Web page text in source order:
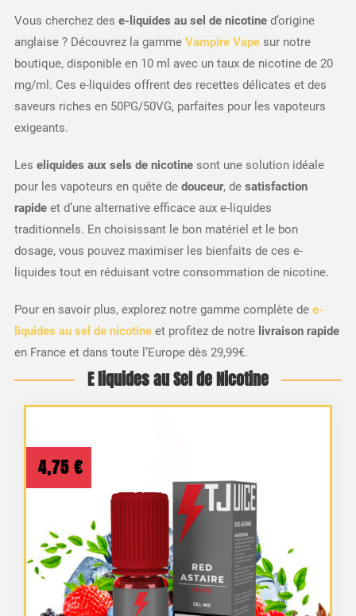
Vous cherchez des e-liquides au sel de nicotined’origine
anglaise ? Découvrez la gamme Vampire Vapesur notre
boutique, disponible en 10 ml avec un taux de nicotine de 20
mg/ml. Ces e-liquides offrent des recettes délicates et des
saveurs riches en 50PG/50VG, parfaites pour les vapoteurs
exigeants.
Les eliquides aux sels de nicotinesont une solution idéale
pour les vapoteurs en quête de douceur, de satisfaction
rapideet d’une alternative efficace aux e-liquides
traditionnels. En choisissant le bon matériel et le bon
dosage, vous pouvez maximiser les bienfaits de ces e-
liquides tout en réduisant votre consommation de nicotine.
Pour en savoir plus, explorez notre gamme complète de e-
liquides au sel de nicotineet profitez de notre livraison rapide
en France et dans toute l’Europe dès 29,99€.
E liquides au Sel de Nicotine
4,75 €